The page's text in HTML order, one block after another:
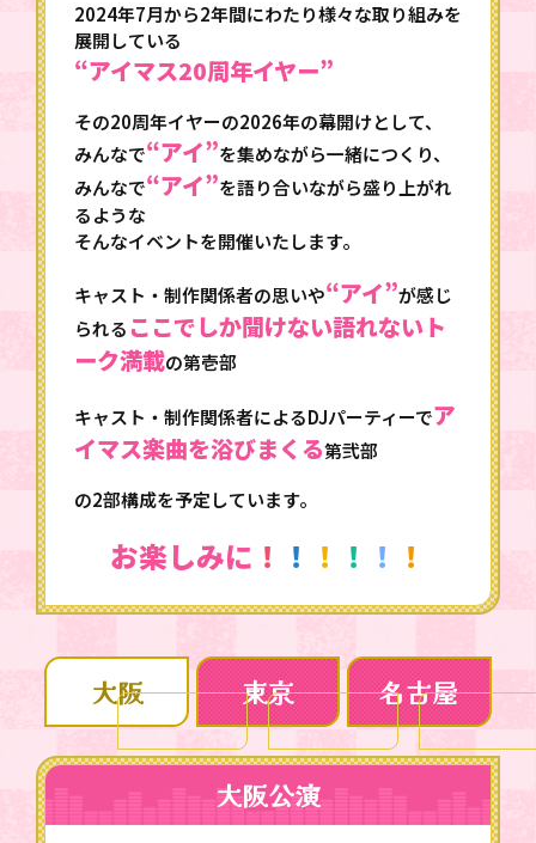
2024年7月から2年間にわたり様々な取り組みを
展開している
“アイマス20周年イヤー”
その20周年イヤーの2026年の幕開けとして、
みんなで“アイ”を集めながら一緒につくり、
みんなで“アイ”を語り合いながら盛り上がれ
るような
そんなイベントを開催いたします。
キャスト・制作関係者の思いや“アイ”が感じ
られる ここでしか聞けない語れないト
ーク満載の第壱部
キャスト・制作関係者によるDJパーティーでア
イマス楽曲を浴びまくる第弐部
の2部構成を予定しています。
お楽しみに ！ ！ ！ ！ ！ ！
大阪 東京 名古屋
大阪公演